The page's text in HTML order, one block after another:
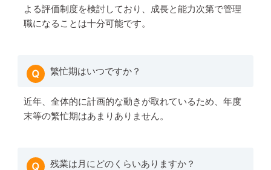
よる評価制度を検討しており、成長と能力次第で管理
職になることは十分可能です。
繁忙期はいつですか？
近年、全体的に計画的な動きが取れているため、年度
末等の繁忙期はあまりありません。
残業は月にどのくらいありますか？